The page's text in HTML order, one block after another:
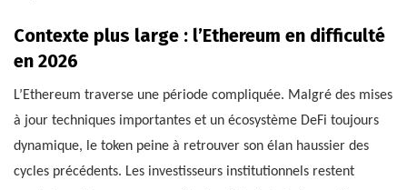
Contexte plus large : l’Ethereum en difficulté
en 2026
L’Ethereum traverse une période compliquée. Malgré des mises
à jour techniques importantes et un écosystème DeFi toujours
dynamique, le token peine à retrouver son élan haussier des
cycles précédents. Les investisseurs institutionnels restent